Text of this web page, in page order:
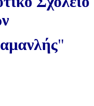
"